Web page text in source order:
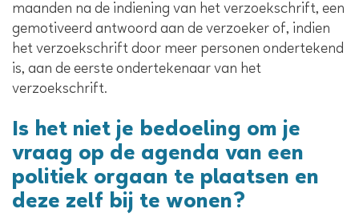
maanden na de indiening van het verzoekschrift, een
gemotiveerd antwoord aan de verzoeker of, indien
het verzoekschrift door meer personen ondertekend
is, aan de eerste ondertekenaar van het
verzoekschrift.
Is het niet je bedoeling om je
vraag op de agenda van een
politiek orgaan te plaatsen en
deze zelf bij te wonen?